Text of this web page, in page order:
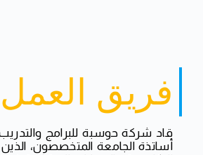
فريق العمل
قاد شركة حوسبة للبرامج
أساتذة الجامعة المتخصصون،